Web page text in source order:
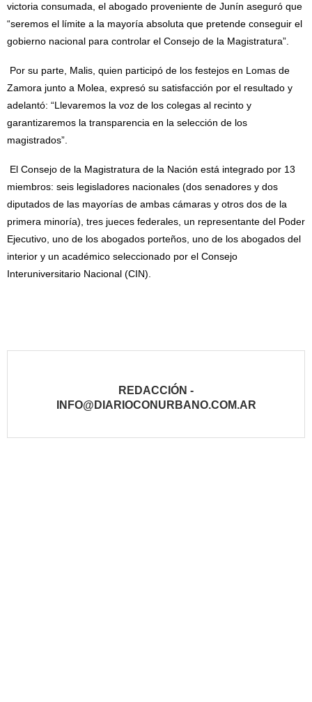
victoria consumada, el abogado proveniente de Junín aseguró que
“seremos el límite a la mayoría absoluta que pretende conseguir el
gobierno nacional para controlar el Consejo de la Magistratura”.
Por su parte, Malis, quien participó de los festejos en Lomas de
Zamora junto a Molea, expresó su satisfacción por el resultado y
adelantó: “Llevaremos la voz de los colegas al recinto y
garantizaremos la transparencia en la selección de los
magistrados”.
El Consejo de la Magistratura de la Nación está integrado por 13
miembros: seis legisladores nacionales (dos senadores y dos
diputados de las mayorías de ambas cámaras y otros dos de la
primera minoría), tres jueces federales, un representante del Poder
Ejecutivo, uno de los abogados porteños, uno de los abogados del
interior y un académico seleccionado por el Consejo
Interuniversitario Nacional (CIN).
REDACCIÓN -
INFO@DIARIOCONURBANO.COM.AR